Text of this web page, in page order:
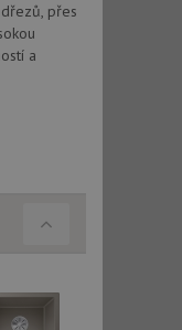
přes
a